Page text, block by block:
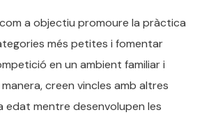
a objectiu promoure la pràctica
més petites i fomentar
en un ambient familiar i
creen vincles amb altres
edat mentre desenvolupen les